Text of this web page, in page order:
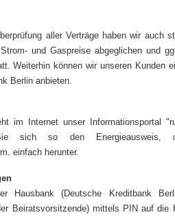
aller Verträge haben wir auch
und Gaspreise abgeglichen und
Weiterhin können wir unseren Kunden
Berlin anbieten.
im Internet unser Informationsportal
sich so den Energieausweis,
einfach herunter.
Hausbank (Deutsche Kreditbank
Beiratsvorsitzende) mittels PIN auf die